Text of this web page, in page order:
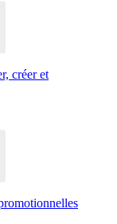
créer et